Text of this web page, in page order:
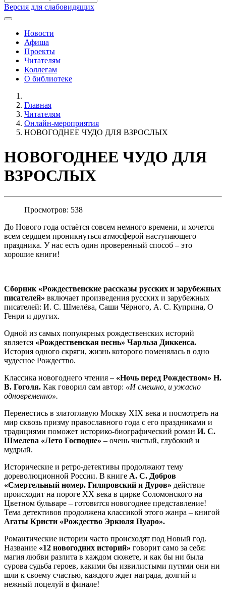
Версия для слабовидящих
Новости
Афиша
Проекты
Читателям
Коллегам
О библиотеке
Главная
Читателям
Онлайн-мероприятия
НОВОГОДНЕЕ ЧУДО ДЛЯ ВЗРОСЛЫХ
НОВОГОДНЕЕ ЧУДО ДЛЯ
ВЗРОСЛЫХ
Просмотров: 538
До Нового года остаётся совсем немного времени, и хочется
всем сердцем проникнуться атмосферой наступающего
праздника. У нас есть один проверенный способ – это
хорошие книги!
Сборник «Рождественские рассказы русских и зарубежных
писателей» включает произведения русских и зарубежных
писателей: И. С. Шмелёва, Саши Чёрного, А. С. Куприна, О
Генри и других.
Одной из самых популярных рождественских историй
является «Рождественская песнь» Чарльза Диккенса.
История одного скряги, жизнь которого поменялась в одно
чудесное Рождество.
Классика новогоднего чтения – «Ночь перед Рождеством» Н.
В. Гоголя. Как говорил сам автор: «И смешно, и ужасно
одновременно».
Перенестись в златоглавую Москву XIX века и посмотреть на
мир сквозь призму православного года с его праздниками и
традициями поможет историко-биографический роман И. С.
Шмелева «Лето Господне» – очень чистый, глубокий и
мудрый.
Исторические и ретро-детективы продолжают тему
дореволюционной России. В книге А. С. Добров
«Смертельный номер. Гиляровский и Дуров» действие
происходит на пороге ХХ века в цирке Соломонского на
Цветном бульваре – готовится новогоднее представление!
Тема детективов продолжена классикой этого жанра – книгой
Агаты Кристи «Рождество Эркюля Пуаро».
Романтические истории часто происходят под Новый год.
Название «12 новогодних историй» говорит само за себя:
магия любви разлита в каждом сюжете, и как бы ни была
сурова судьба героев, какими бы извилистыми путями они ни
шли к своему счастью, каждого ждет награда, долгий и
нежный поцелуй в финале!